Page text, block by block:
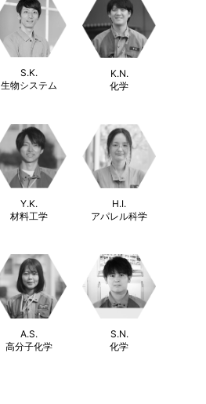
S.K.
生物システム
K.N.
化学
Y.K.
材料工学
H.I.
アパレル科学
A.S.
高分子化学
S.N.
化学